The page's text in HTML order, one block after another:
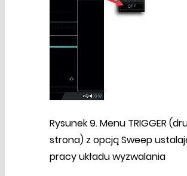
Rysunek 9. Menu TRIGGER
strona) z opcją Sweep
pracy układu wyzwalania